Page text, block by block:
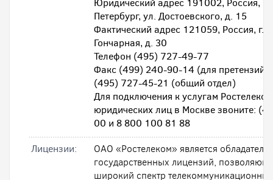
Юридический адрес 191002, Россия, г.
Петербург, ул. Достоевского, д. 15
Фактический адрес 121059, Россия, г.
Гончарная, д. 30
Телефон (495) 727-49-77
Факс (499) 240-90-14 (для претензий
(495) 727-45-21 (общий отдел)
Для подключения к услугам
юридических лиц в Москве звоните:
00 и 8 800 100 81 88
Лицензии:
ОАО «Ростелеком» является
государственных лицензий,
широкий спектр